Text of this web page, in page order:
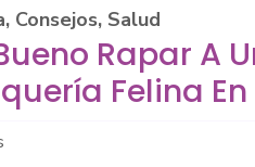
, Consejos, Salud
Rapar A
Felina